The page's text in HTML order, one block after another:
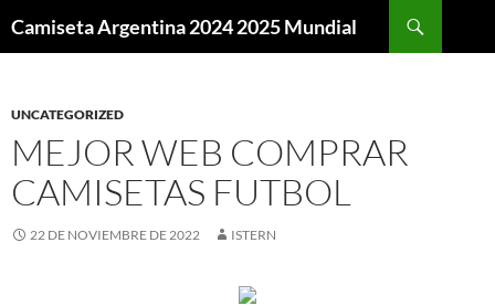
Camiseta Argentina 2024 2025 Mundial
UNCATEGORIZED
MEJOR WEB COMPRAR
CAMISETAS FUTBOL
22 DE NOVIEMBRE DE 2022 ISTERN